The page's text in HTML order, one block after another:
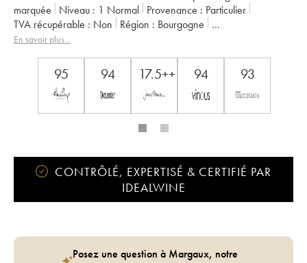
marquée
Niveau : 1 Normal Provenance : particulier
TVA récupérable :
non Région :
Bourgogne
Appellation :
En savoir plus...
95 94 17.5++ 94 93
CONTRÔLÉ, EXPERTISÉ & CERTIFIÉ PAR
IDEALWINE
Posez une question à Margaux, notre